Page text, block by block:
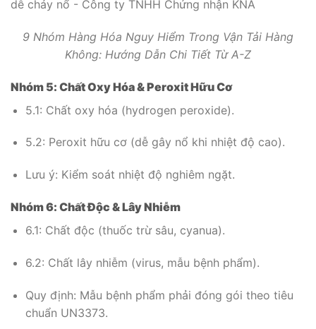
9 Nhóm Hàng Hóa Nguy Hiểm Trong Vận Tải Hàng
Không: Hướng Dẫn Chi Tiết Từ A-Z
Nhóm 5: Chất Oxy Hóa & Peroxit Hữu Cơ
5.1: Chất oxy hóa (hydrogen peroxide).
5.2: Peroxit hữu cơ (dễ gây nổ khi nhiệt độ cao).
Lưu ý: Kiểm soát nhiệt độ nghiêm ngặt.
Nhóm 6: Chất Độc & Lây Nhiễm
6.1: Chất độc (thuốc trừ sâu, cyanua).
6.2: Chất lây nhiễm (virus, mẫu bệnh phẩm).
Quy định: Mẫu bệnh phẩm phải đóng gói theo tiêu
chuẩn UN3373.